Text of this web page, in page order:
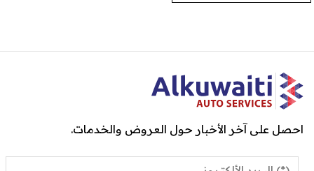
احصل على آخر الأخبار حول العروض والخدمات.